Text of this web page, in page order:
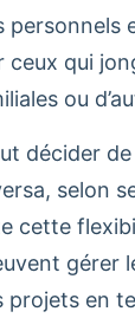
qui
ou
décider
selon
cette
gérer
projets en